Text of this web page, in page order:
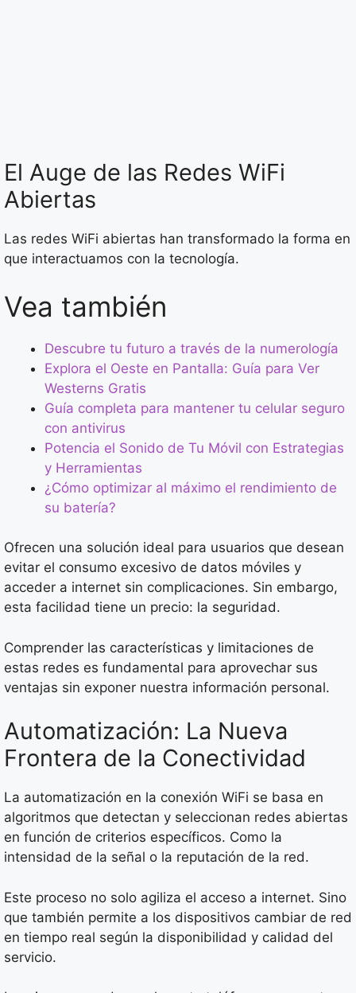
El Auge de las Redes WiFi
Abiertas
Las redes WiFi abiertas han transformado la forma en
que interactuamos con la tecnología.
Vea también
Descubre tu futuro a través de la numerología
Explora el Oeste en Pantalla: Guía para Ver
Westerns Gratis
Guía completa para mantener tu celular seguro
con antivirus
Potencia el Sonido de Tu Móvil con Estrategias
y Herramientas
¿Cómo optimizar al máximo el rendimiento de
su batería?
Ofrecen una solución ideal para usuarios que desean
evitar el consumo excesivo de datos móviles y
acceder a internet sin complicaciones. Sin embargo,
esta facilidad tiene un precio: la seguridad.
Comprender las características y limitaciones de
estas redes es fundamental para aprovechar sus
ventajas sin exponer nuestra información personal.
Automatización: La Nueva
Frontera de la Conectividad
La automatización en la conexión WiFi se basa en
algoritmos que detectan y seleccionan redes abiertas
en función de criterios específicos. Como la
intensidad de la señal o la reputación de la red.
Este proceso no solo agiliza el acceso a internet. Sino
que también permite a los dispositivos cambiar de red
en tiempo real según la disponibilidad y calidad del
servicio.